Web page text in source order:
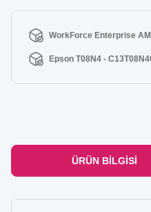
WorkForce Enterprise
Epson T08N4 -
ÜRÜN BILGISI